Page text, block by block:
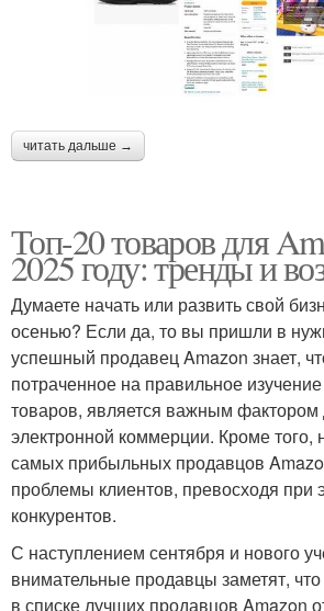
читать дальше →
Топ-20 товаров для
2025 году: тренды и
Думаете начать или развить свой
осенью? Если да, то вы пришли в
успешный продавец Amazon знает,
потраченное на правильное
товаров, является важным
электронной коммерции. Кроме того,
самых прибыльных продавцов
проблемы клиентов, превосходя при
конкурентов.
С наступлением сентября и нового
внимательные продавцы заметят,
в списке лучших продавцов Amazon